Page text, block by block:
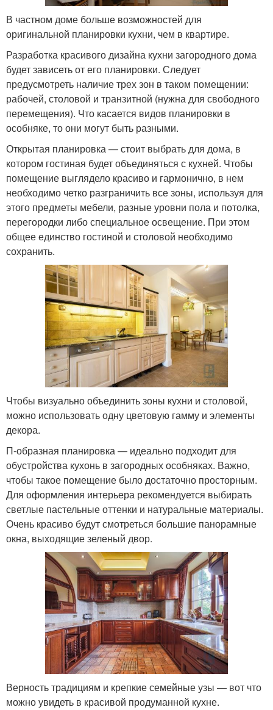
В частном доме больше возможностей для
оригинальной планировки кухни, чем в квартире.
Разработка красивого дизайна кухни загородного дома
будет зависеть от его планировки. Следует
предусмотреть наличие трех зон в таком помещении:
рабочей, столовой и транзитной (нужна для свободного
перемещения). Что касается видов планировки в
особняке, то они могут быть разными.
Открытая планировка — стоит выбрать для дома, в
котором гостиная будет объединяться с кухней. Чтобы
помещение выглядело красиво и гармонично, в нем
необходимо четко разграничить все зоны, используя для
этого предметы мебели, разные уровни пола и потолка,
перегородки либо специальное освещение. При этом
общее единство гостиной и столовой необходимо
сохранить.
Чтобы визуально объединить зоны кухни и столовой,
можно использовать одну цветовую гамму и элементы
декора.
П-образная планировка — идеально подходит для
обустройства кухонь в загородных особняках. Важно,
чтобы такое помещение было достаточно просторным.
Для оформления интерьера рекомендуется выбирать
светлые пастельные оттенки и натуральные материалы.
Очень красиво будут смотреться большие панорамные
окна, выходящие зеленый двор.
Верность традициям и крепкие семейные узы — вот что
можно увидеть в красивой продуманной кухне.